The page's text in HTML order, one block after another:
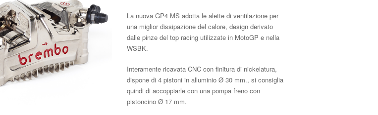
La nuova GP4 MS adotta le alette di ventilazione per
una miglior dissipazione del calore, design derivato
dalle pinze del top racing utilizzate in MotoGP e nella
WSBK.
Interamente ricavata CNC con finitura di nickelatura,
dispone di 4 pistoni in alluminio Ø 30 mm., si consiglia
quindi di accoppiarle con una pompa freno con
pistoncino Ø 17 mm.